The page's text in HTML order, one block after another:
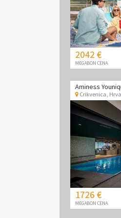
2042 €
MEGABON CENA
Crikvenica
1726 €
MEGABON CENA